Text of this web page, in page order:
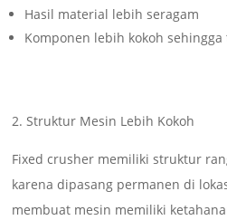
Hasil material lebih seragam
Komponen lebih kokoh
2. Struktur Mesin Lebih Kokoh
Fixed crusher memiliki struktur
karena dipasang permanen di
membuat mesin memiliki